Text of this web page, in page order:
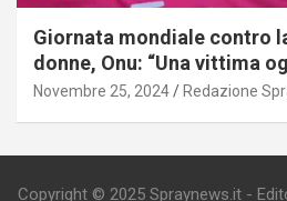
Giornata mondiale contro
donne, Onu: “Una vittima
Novembre 25, 2024 Redazione
Copyright © 2025 Spraynews.it -